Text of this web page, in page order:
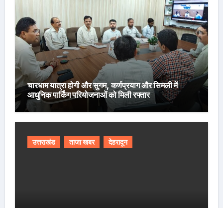
चारधाम यात्रा होगी और सुगम, कर्णप्रयाग और सिमली में
आधुनिक पार्किंग परियोजनाओं को मिली रफ्तार
उत्तराखंड ताजा खबर देहरादून